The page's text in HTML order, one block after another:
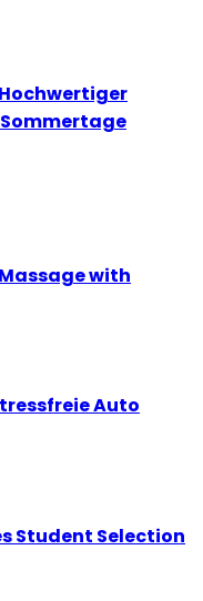
with
Auto
Student Selection